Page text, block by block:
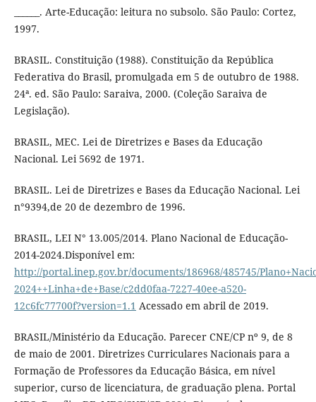
______. Arte-Educação: leitura no subsolo. São Paulo: Cortez,
1997.
BRASIL. Constituição (1988). Constituição da República
Federativa do Brasil, promulgada em 5 de outubro de 1988.
24ª. ed. São Paulo: Saraiva, 2000. (Coleção Saraiva de
Legislação).
BRASIL, MEC. Lei de Diretrizes e Bases da Educação
Nacional. Lei 5692 de 1971.
BRASIL. Lei de Diretrizes e Bases da Educação Nacional. Lei
n°9394,de 20 de dezembro de 1996.
BRASIL, LEI N° 13.005/2014. Plano Nacional de Educação-
2014-2024.Disponível em:
http://portal.inep.gov.br/documents/186968/485745/
2024++Linha+de+Base/c2dd0faa-7227-40ee-a520-
12c6fc77700f?version=1.1 Acessado em abril de 2019.
BRASIL/Ministério da Educação. Parecer CNE/CP nº 9, de 8
de maio de 2001. Diretrizes Curriculares Nacionais para a
Formação de Professores da Educação Básica, em nível
superior, curso de licenciatura, de graduação plena. Portal